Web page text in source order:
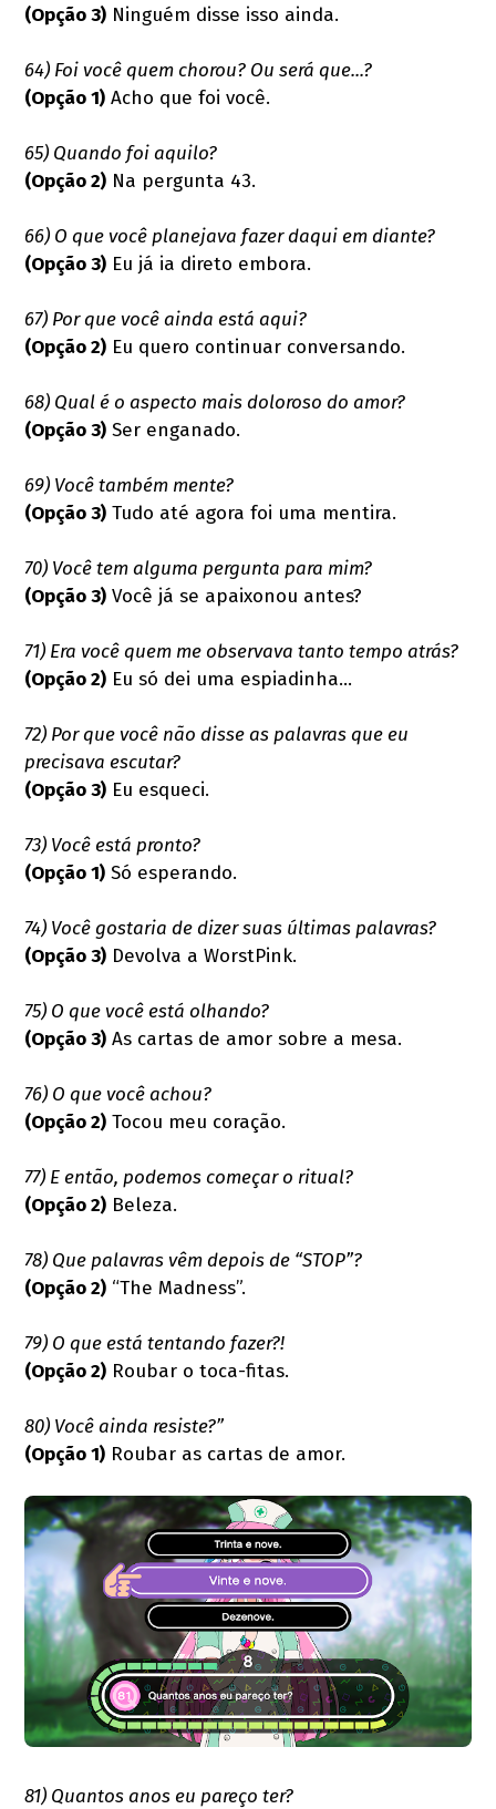
(Opção 3) Ninguém disse isso ainda.
64) Foi você quem chorou? Ou será que...?
(Opção 1) Acho que foi você.
65) Quando foi aquilo?
(Opção 2) Na pergunta 43.
66) O que você planejava fazer daqui em diante?
(Opção 3) Eu já ia direto embora.
67) Por que você ainda está aqui?
(Opção 2) Eu quero continuar conversando.
68) Qual é o aspecto mais doloroso do amor?
(Opção 3) Ser enganado.
69) Você também mente?
(Opção 3) Tudo até agora foi uma mentira.
70) Você tem alguma pergunta para mim?
(Opção 3) Você já se apaixonou antes?
71) Era você quem me observava tanto tempo atrás?
(Opção 2) Eu só dei uma espiadinha...
72) Por que você não disse as palavras que eu
precisava escutar?
(Opção 3) Eu esqueci.
73) Você está pronto?
(Opção 1) Só esperando.
74) Você gostaria de dizer suas últimas palavras?
(Opção 3) Devolva a WorstPink.
75) O que você está olhando?
(Opção 3) As cartas de amor sobre a mesa.
76) O que você achou?
(Opção 2) Tocou meu coração.
77) E então, podemos começar o ritual?
(Opção 2) Beleza.
78) Que palavras vêm depois de “STOP”?
(Opção 2) “The Madness”.
79) O que está tentando fazer?!
(Opção 2) Roubar o toca-fitas.
80) Você ainda resiste?”
(Opção 1) Roubar as cartas de amor.
81) Quantos anos eu pareço ter?